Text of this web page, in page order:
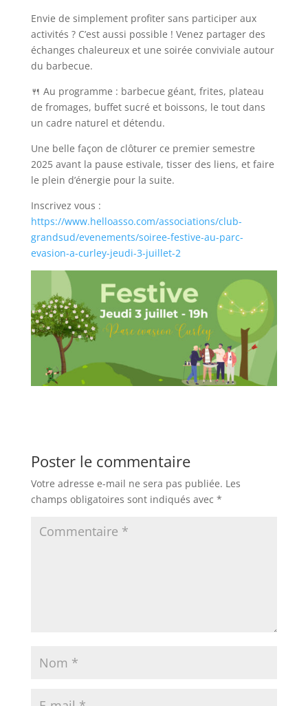
Envie de simplement profiter sans participer aux
activités ? C’est aussi possible ! Venez partager des
échanges chaleureux et une soirée conviviale autour
du barbecue.
🍴 Au programme : barbecue géant, frites, plateau
de fromages, buffet sucré et boissons, le tout dans
un cadre naturel et détendu.
Une belle façon de clôturer ce premier semestre
2025 avant la pause estivale, tisser des liens, et faire
le plein d’énergie pour la suite.
Inscrivez vous :
https://www.helloasso.com/associations/club-
grandsud/evenements/soiree-festive-au-parc-
evasion-a-curley-jeudi-3-juillet-2
Poster le commentaire
Votre adresse e-mail ne sera pas publiée. Les
champs obligatoires sont indiqués avec *